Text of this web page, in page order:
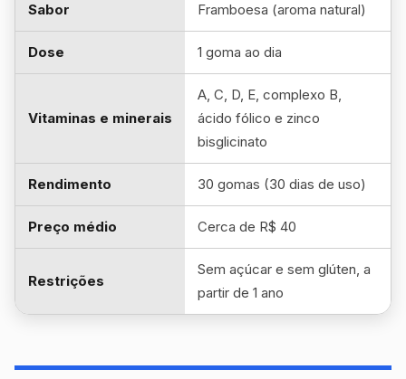
Sabor Framboesa (aroma natural)
Dose 1 goma ao dia
Vitaminas e minerais
A, C, D, E, complexo B,
ácido fólico e zinco
bisglicinato
Rendimento 30 gomas (30 dias de uso)
Preço médio Cerca de R$ 40
Restrições
Sem açúcar e sem glúten, a
partir de 1 ano